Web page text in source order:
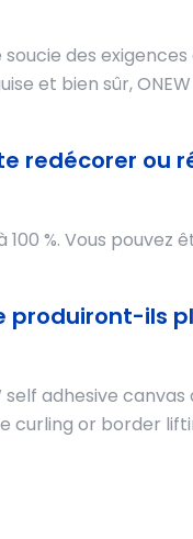
des
et bien sûr,
redécorer ou
%. Vous pouvez
produiront-ils
adhesive
or border